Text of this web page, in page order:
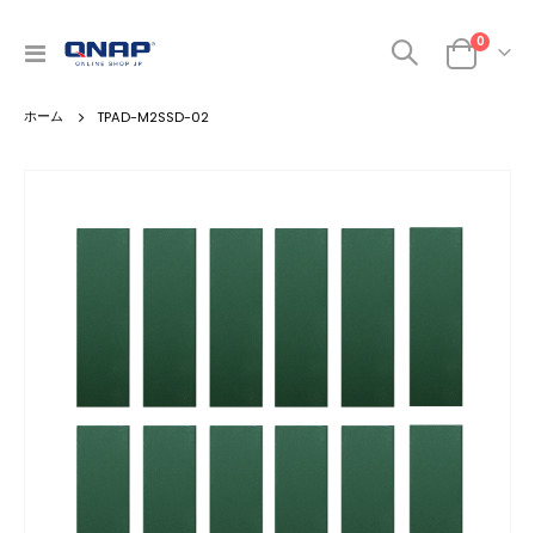
ナ
呼
カート
0商品
TPAD-M2SSD-02